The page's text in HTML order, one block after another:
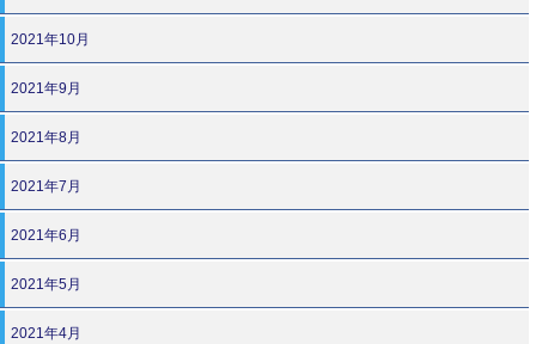
2021年10月
2021年9月
2021年8月
2021年7月
2021年6月
2021年5月
2021年4月